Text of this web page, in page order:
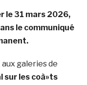
le 31 mars 2026,
le communiqué
galeries de
sur les coà»ts